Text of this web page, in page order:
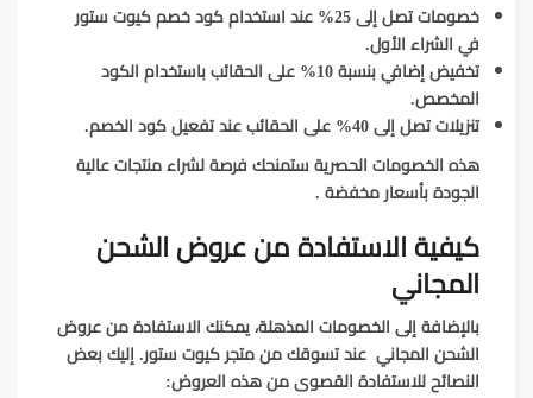
خصومات تصل إلى 25% عند استخدام كود خصم كيوت ستور
في الشراء الأول.
تخفيض إضافي بنسبة 10% على الحقائب باستخدام الكود
المخصص.
تنزيلات تصل إلى 40% على الحقائب عند تفعيل كود الخصم.
هذه الخصومات الحصرية ستمنحك فرصة لشراء منتجات عالية
الجودة بأسعار مخفضة .
كيفية الاستفادة من عروض الشحن
المجاني
بالإضافة إلى الخصومات المذهلة، يمكنك الاستفادة من عروض
الشحن المجاني عند تسوقك من متجر كيوت ستور. إليك بعض
النصائح للاستفادة القصوى من هذه العروض: